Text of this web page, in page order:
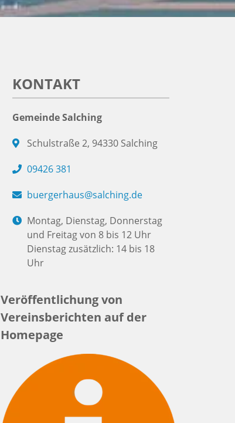
KONTAKT
Gemeinde Salching
Schulstraße 2, 94330 Salching
09426 381
buergerhaus@salching.de
Montag, Dienstag, Donnerstag
und Freitag von 8 bis 12 Uhr
Dienstag zusätzlich: 14 bis 18
Uhr
Veröffentlichung von
Vereinsberichten auf der
Homepage